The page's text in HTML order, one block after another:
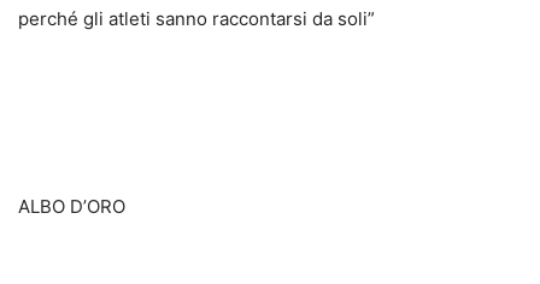
perché gli atleti sanno raccontarsi da soli”
ALBO D’ORO